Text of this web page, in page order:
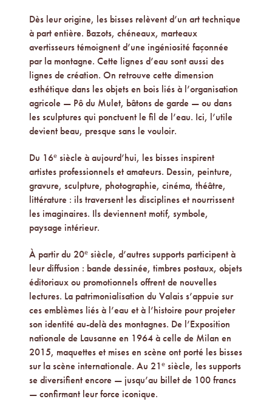
Dès leur origine, les bisses relèvent d’un art technique
à part entière. Bazots, chéneaux, marteaux
avertisseurs témoignent d’une ingéniosité façonnée
par la montagne. Cette lignes d’eau sont aussi des
lignes de création. On retrouve cette dimension
esthétique dans les objets en bois liés à l’organisation
agricole — Pô du Mulet, bâtons de garde — ou dans
les sculptures qui ponctuent le fil de l’eau. Ici, l’utile
devient beau, presque sans le vouloir.
Du 16ᵉ siècle à aujourd’hui, les bisses inspirent
artistes professionnels et amateurs. Dessin, peinture,
gravure, sculpture, photographie, cinéma, théâtre,
littérature : ils traversent les disciplines et nourrissent
les imaginaires. Ils deviennent motif, symbole,
paysage intérieur.
À partir du 20ᵉ siècle, d’autres supports participent à
leur diffusion : bande dessinée, timbres postaux, objets
éditoriaux ou promotionnels offrent de nouvelles
lectures. La patrimonialisation du Valais s’appuie sur
ces emblèmes liés à l’eau et à l’histoire pour projeter
son identité au-delà des montagnes. De l’Exposition
nationale de Lausanne en 1964 à celle de Milan en
2015, maquettes et mises en scène ont porté les bisses
sur la scène internationale. Au 21ᵉ siècle, les supports
se diversifient encore — jusqu’au billet de 100 francs
— confirmant leur force iconique.